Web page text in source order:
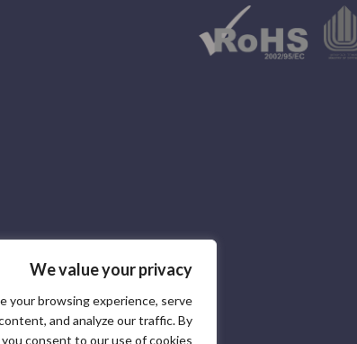
We value your privacy
your browsing experience, serve
and analyze our traffic. By
consent to our use of cookies.